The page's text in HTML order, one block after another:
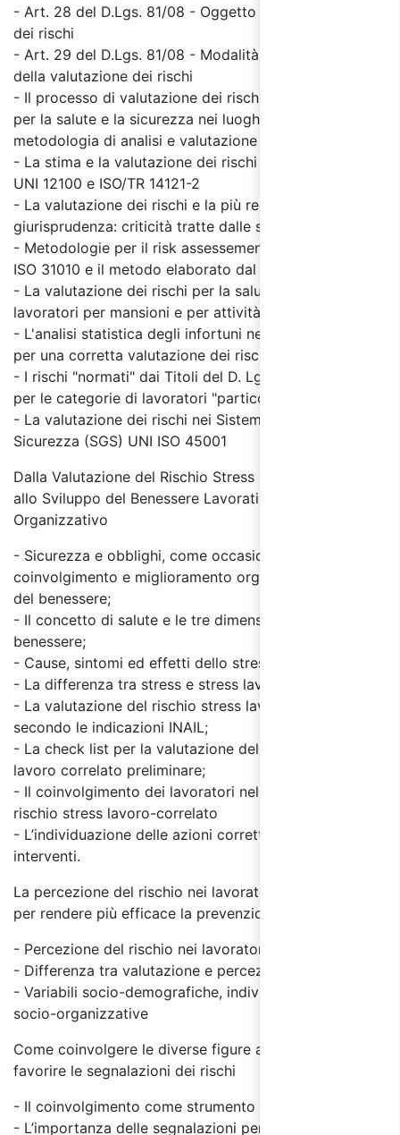
- Art. 28 del D.Lgs. 81/08 - Oggetto della valutazione
dei rischi
- Art. 29 del D.Lgs. 81/08 - Modalità di effettuazione
della valutazione dei rischi
- Il processo di valutazione dei rischi (risk assessment)
per la salute e la sicurezza nei luoghi di lavoro:
metodologia di analisi e valutazione dei rischi
- La stima e la valutazione dei rischi secondo le norme
UNI 12100 e ISO/TR 14121-2
- La valutazione dei rischi e la più recente
giurisprudenza: criticità tratte dalle sentenze sul tema
- Metodologie per il risk assessement: la norma UNI
ISO 31010 e il metodo elaborato dal ISO/TR 14121-2
- La valutazione dei rischi per la salute e sicurezza dei
lavoratori per mansioni e per attività
- L'analisi statistica degli infortuni nei luoghi di lavoro
per una corretta valutazione dei rischi: i near miss
- I rischi "normati" dai Titoli del D. Lgs. 81/08 e i rischi
per le categorie di lavoratori "particolari"
- La valutazione dei rischi nei Sistemi di Gestione della
Sicurezza (SGS) UNI ISO 45001
Dalla Valutazione del Rischio Stress Lavoro Correlato
allo Sviluppo del Benessere Lavorativo e
Organizzativo
- Sicurezza e obblighi, come occasione di
coinvolgimento e miglioramento organizzativo e
del benessere;
- Il concetto di salute e le tre dimensioni del
benessere;
- Cause, sintomi ed effetti dello stress;
- La differenza tra stress e stress lavoro-correlato;
- La valutazione del rischio stress lavoro correlato,
secondo le indicazioni INAIL;
- La check list per la valutazione del rischio stress
lavoro correlato preliminare;
- Il coinvolgimento dei lavoratori nella valutazione del
rischio stress lavoro-correlato
- L’individuazione delle azioni correttive e il piano degli
interventi.
La percezione del rischio nei lavoratori: come valutarla
per rendere più efficace la prevenzione degli infortuni
­- Percezione del rischio nei lavoratori
- Differenza tra valutazione e percezione del rischio
- Variabili socio-demografiche, individuali, lavorative e
socio-organizzative
Come coinvolgere le diverse figure aziendali per
favorire le segnalazioni dei rischi
- Il coinvolgimento come strumento di motivazione;
- L’importanza delle segnalazioni per il